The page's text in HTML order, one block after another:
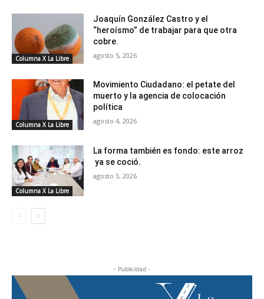
Columna X La Libre
Joaquín González Castro y el
“heroísmo” de trabajar para que otra
cobre.
agosto 5, 2026
Columna X La Libre
Movimiento Ciudadano: el petate del
muerto y la agencia de colocación
política
agosto 4, 2026
Columna X La Libre
La forma también es fondo: este arroz
ya se coció.
agosto 3, 2026
- Publicidad -